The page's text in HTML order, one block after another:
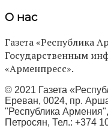
О нас
Газета «Республика
Государственным
«Арменпресс».
© 2021 Газета
Ереван, 0024, пр.
"Республика
Петросян, Тел.: +374